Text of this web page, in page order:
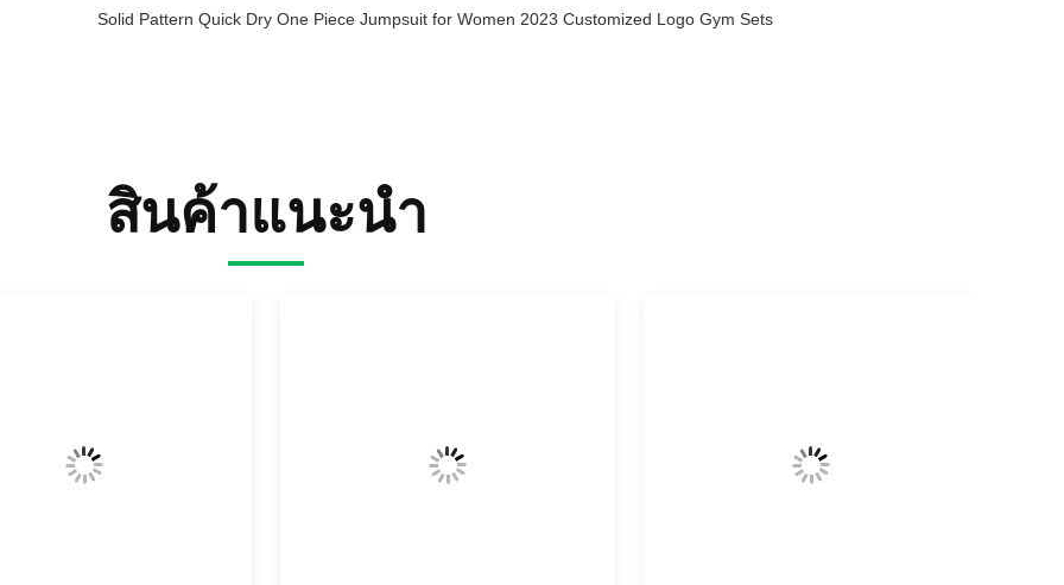
Solid Pattern Quick Dry One Piece Jumpsuit for Women 2023 Customized Logo Gym Sets
สินค้าแนะนำ